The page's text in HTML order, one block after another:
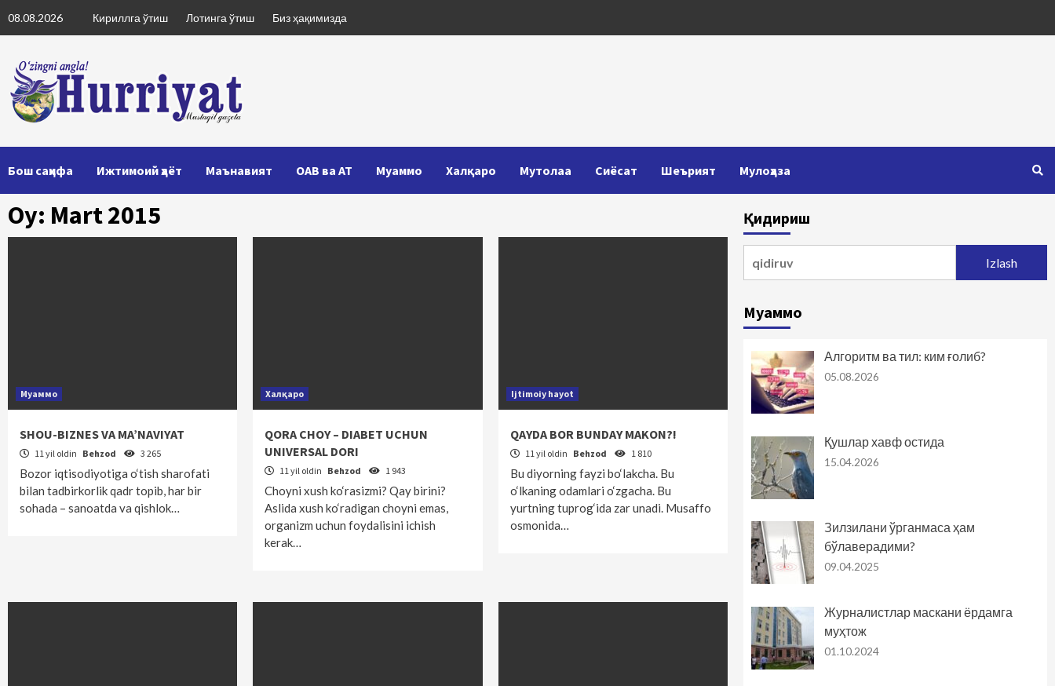
to
08.08.2026 Кириллга ўтиш Лотинга ўтиш Биз ҳақимизда
Бош саҳифа Ижтимоий ҳаёт Маънавият ОАВ ва АТ Муаммо Халқаро Мутолаа Сиёсат Шеърият Мулоҳаза
Oy: Mart 2015
Муаммо
SHOU-BIZNES VA MA’NAVIYAT
11 yil oldin Behzod 3 265
Bozor iqtisodiyotiga o‘tish sharofati
bilan tadbirkorlik qadr topib, har bir
sohada – sanoatda va qishlok…
Халқаро
QORA CHOY – DIABET UCHUN
UNIVERSAL DORI
11 yil oldin Behzod 1 943
Choyni xush ko‘rasizmi? Qay birini?
Aslida xush ko‘radigan choyni emas,
organizm uchun foydalisini ichish
kerak…
Ijtimoiy hayot
QAYDA BOR BUNDAY MAKON?!
11 yil oldin Behzod 1 810
Bu diyorning fayzi bo‘lakcha. Bu
o‘lkaning odamlari o‘zgacha. Bu
yurtning tuprog‘ida zar unadi. Musaffo
osmonida…
Қидириш
Муаммо
Алгоритм ва тил: ким ғолиб?
05.08.2026
Қушлар хавф остида
15.04.2026
Зилзилани ўрганмаса ҳам
бўлаверадими?
09.04.2025
Журналистлар маскани ёрдамга
муҳтож
01.10.2024